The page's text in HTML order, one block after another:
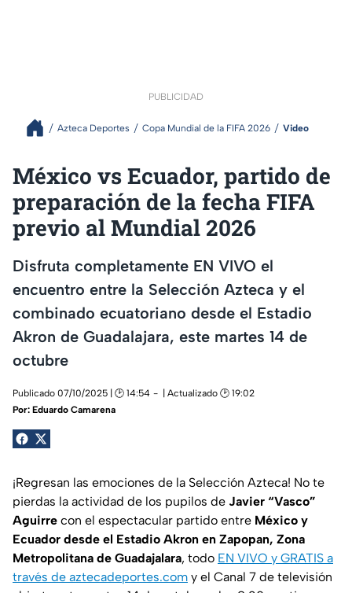
PUBLICIDAD
Azteca Deportes Copa Mundial de la FIFA 2026 Video
México vs Ecuador, partido de
preparación de la fecha FIFA
previo al Mundial 2026
Disfruta completamente EN VIVO el
encuentro entre la Selección Azteca y el
combinado ecuatoriano desde el Estadio
Akron de Guadalajara, este martes 14 de
octubre
Publicado 07/10/2025 | 🕑 14:54
| Actualizado 🕑 19:02
Por: Eduardo Camarena
¡Regresan las emociones de la Selección Azteca! No te
pierdas la actividad de los pupilos de Javier “Vasco”
Aguirre con el espectacular partido entre México y
Ecuador desde el Estadio Akron en Zapopan, Zona
Metropolitana de Guadajalara, todo EN VIVO y GRATIS a
través de aztecadeportes.com y el Canal 7 de televisión